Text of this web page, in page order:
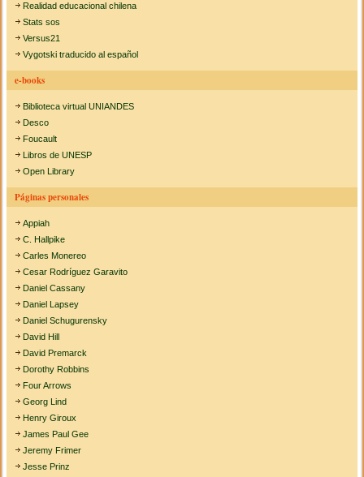
Realidad educacional chilena
Stats sos
Versus21
Vygotski traducido al español
e-books
Biblioteca virtual UNIANDES
Desco
Foucault
Libros de UNESP
Open Library
Páginas personales
Appiah
C. Hallpike
Carles Monereo
Cesar Rodríguez Garavito
Daniel Cassany
Daniel Lapsey
Daniel Schugurensky
David Hill
David Premarck
Dorothy Robbins
Four Arrows
Georg Lind
Henry Giroux
James Paul Gee
Jeremy Frimer
Jesse Prinz